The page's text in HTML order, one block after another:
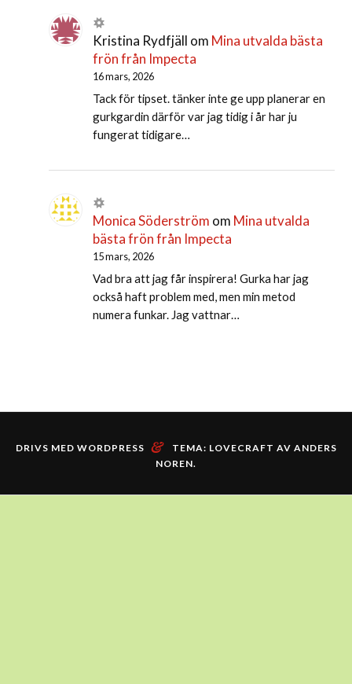
Kristina Rydfjäll om Mina utvalda bästa
frön från Impecta
16 mars, 2026
Tack för tipset. tänker inte ge upp planerar en
gurkgardin därför var jag tidig i år har ju
fungerat tidigare…
Monica Söderström om Mina utvalda
bästa frön från Impecta
15 mars, 2026
Vad bra att jag får inspirera! Gurka har jag
också haft problem med, men min metod
numera funkar. Jag vattnar…
DRIVS MED WORDPRESS & TEMA: LOVECRAFT AV ANDERS
NOREN.